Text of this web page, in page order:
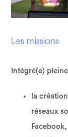
Les missions
Intégré(e)
la
réseaux